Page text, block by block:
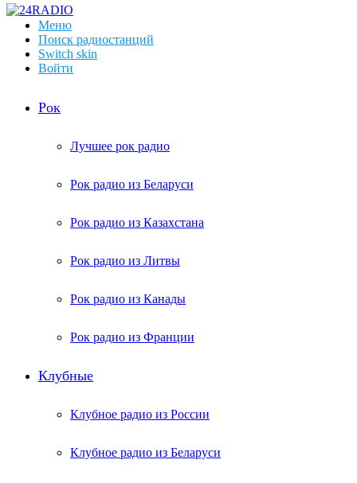
Меню
Поиск радиостанций
Switch skin
Войти
Рок
Лучшее рок радио
Рок радио из Беларуси
Рок радио из Казахстана
Рок радио из Литвы
Рок радио из Канады
Рок радио из Франции
Клубные
Клубное радио из России
Клубное радио из Беларуси